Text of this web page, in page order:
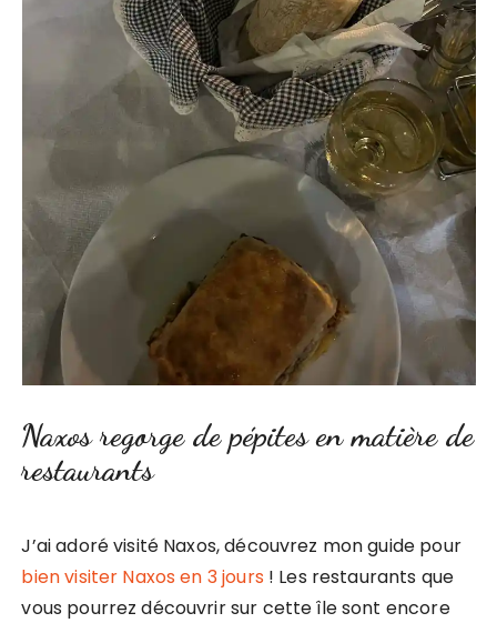
Naxos regorge de pépites en matière de
restaurants
J’ai adoré visité Naxos, découvrez mon guide pour
bien visiter Naxos en 3 jours ! Les restaurants que
vous pourrez découvrir sur cette île sont encore